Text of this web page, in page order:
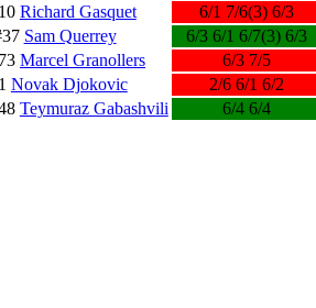
Richard Gasquet
6/1 7/6(3) 6/3
Sam Querrey
6/3 6/1 6/7(3) 6/3
Marcel Granollers
6/3 7/5
Novak Djokovic
2/6 6/1 6/2
Teymuraz Gabashvili
6/4 6/4